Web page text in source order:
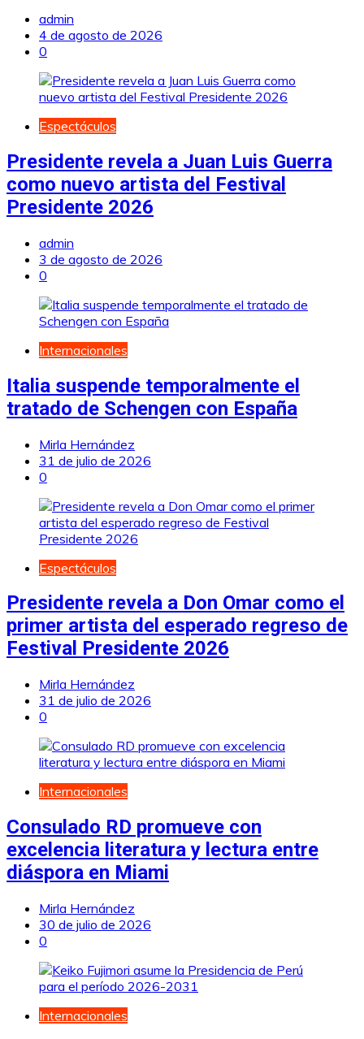
admin
4 de agosto de 2026
0
Espectáculos
Presidente revela a Juan Luis Guerra
como nuevo artista del Festival
Presidente 2026
admin
3 de agosto de 2026
0
Internacionales
Italia suspende temporalmente el
tratado de Schengen con España
Mirla Hernández
31 de julio de 2026
0
Espectáculos
Presidente revela a Don Omar como el
primer artista del esperado regreso de
Festival Presidente 2026
Mirla Hernández
31 de julio de 2026
0
Internacionales
Consulado RD promueve con
excelencia literatura y lectura entre
diáspora en Miami
Mirla Hernández
30 de julio de 2026
0
Internacionales